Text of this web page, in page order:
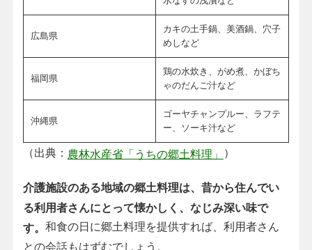
広島県
カキの土手鍋、美酒鍋、穴子
めしなど
福岡県
鶏の水炊き、がめ煮、かぼち
ゃのだんご汁など
沖縄県
ゴーヤチャンプルー、ラフテ
ー、ソーキ汁など
（出典： 農林水産省「うちの郷土料理」 ）
介護施設のある地域の郷土料理は、昔から住んでい
る利用者さんにとって懐かしく、なじみ深い味で
す。 和食の日に郷土料理を提供すれば、利用者さん
との会話もはずむでしょう。